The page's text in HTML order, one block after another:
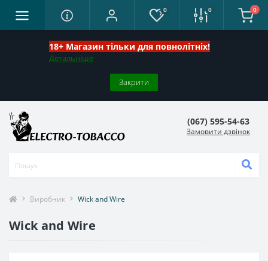
18+ Магазин тільки для повнолітніх!
Детальніше
Закрити
0 0 0
(067) 595-54-63
Замовити дзвінок
Виробник Wick and Wire
Wick and Wire